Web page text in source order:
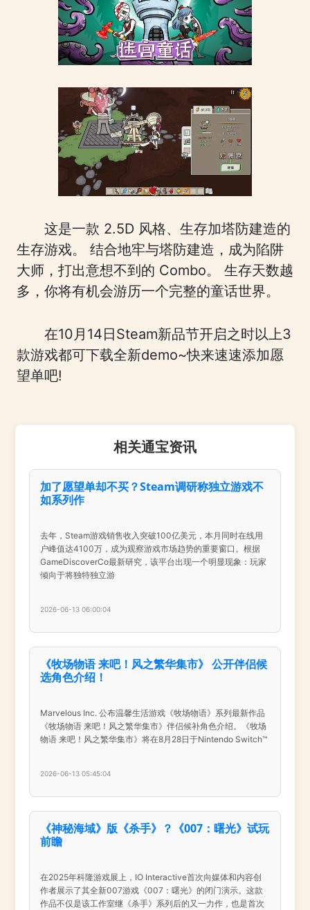
这是一款 2.5D 风格、生存加塔防建造的
生存游戏。 结合地牢与塔防建造，成为陷阱
大师，打出意想不到的 Combo。 生存天数越
多，你将有机会游历一个完整的童话世界。
在10月14日Steam新品节开启之时以上3
款游戏都可下载全新demo~快来速速添加愿
望单吧!
相关通宝资讯
加了愿望单却不买？Steam调研称独立游戏不
如系列作
去年，Steam游戏销售收入突破100亿美元，本月同时在线用
户峰值达4100万，成为观察游戏市场趋势的重要窗口。根据
GameDiscoverCo最新研究，该平台出现一个明显现象：玩家
倾向于将独特独立游
2026-06-13 06:00:04
《牧场物语 来吧！风之繁华集市》 公开伴侣候
选角色介绍！
Marvelous Inc. 公布温馨生活游戏《牧场物语》系列最新作品
《牧场物语 来吧！风之繁华集市》伴侣候补角色介绍。《牧场
物语 来吧！风之繁华集市》将在8月28日于Nintendo Switch™
2026-06-13 05:45:04
《神秘海域》版《杀手》？《007：曙光》试玩
前瞻
在2025年科隆游戏展上，IO Interactive首次向媒体和内容创
作者展示了其全新007游戏《007：曙光》的闭门演示。这款
作品不仅是该工作室继《杀手》系列后的又一力作，也是首次